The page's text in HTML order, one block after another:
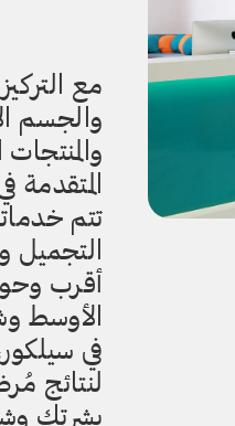
مع
والجسم
تتم
التجميل
أقرب
الأوسط
في
لنتائج
بشرتكِ